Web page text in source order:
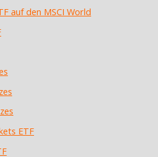
auf den MSCI World
ETF